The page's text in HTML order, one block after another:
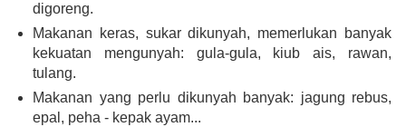
digoreng.
Makanan keras, sukar dikunyah, memerlukan banyak
kekuatan mengunyah: gula-gula, kiub ais, rawan,
tulang.
Makanan yang perlu dikunyah banyak: jagung rebus,
epal, peha - kepak ayam...